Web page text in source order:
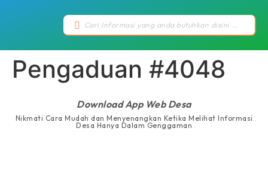
Pengaduan #4048
Download App Web Desa
Nikmati Cara Mudah dan Menyenangkan Ketika Melihat Informasi
Desa Hanya Dalam Genggaman